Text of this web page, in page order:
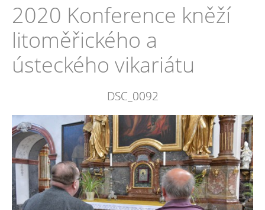
2020 Konference kněží
litoměřického a
ústeckého vikariátu
DSC_0092